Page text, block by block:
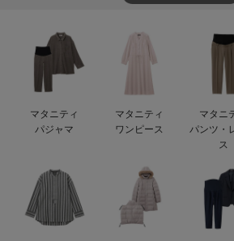
ベビー帽子（新生児・乳児）
新生児スリーパー・ベビーパジャマ
ベビーシューズ・ファーストシューズ・ベビー靴下
ベビー 小物
赤ちゃん 洗剤・洗濯用品・お掃除
赤ちゃん お風呂・ベビースキンケア
おむつ関連グッズ
快適機能ウェア特集 トップス
快適機能ウェア特集 ボトムス
快適機能ウェア特集 パジャマ
安心の日本製。先輩ママが買ってよかった！本当に必要な出産準備品
ハレの日に着るANGELIEBEのセレモニー
マタニティ
パジャマ
マタニティ
ワンピース
マタニ
パンツ・
ス